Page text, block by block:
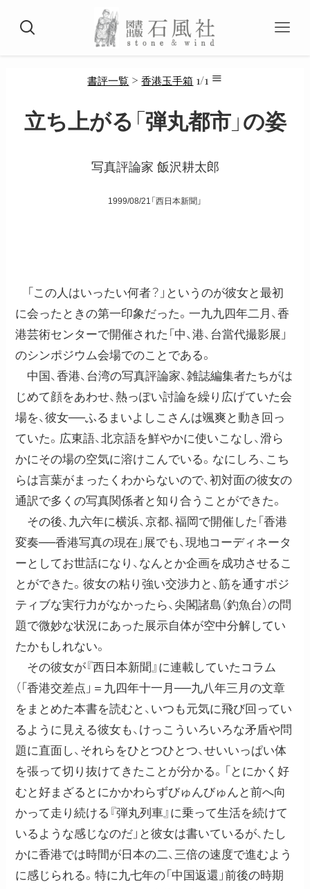
書評一覧 >香港玉手箱 1/1 ≡
立ち上がる「弾丸都市」の姿
写真評論家 飯沢耕太郎
1999/08/21「西日本新聞」
「この人はいったい何者？」というのが彼女と最初
に会ったときの第一印象だった。一九九四年二月、香
港芸術センターで開催された「中、港、台當代撮影展」
のシンポジウム会場でのことである。
中国、香港、台湾の写真評論家、雑誌編集者たちがは
じめて顔をあわせ、熱っぽい討論を繰り広げていた会
場を、彼女──ふるまいよしこさんは颯爽と動き回っ
ていた。広東語、北京語を鮮やかに使いこなし、滑ら
かにその場の空気に溶けこんでいる。なにしろ、こち
らは言葉がまったくわからないので、初対面の彼女の
通訳で多くの写真関係者と知り合うことができた。
その後、九六年に横浜、京都、福岡で開催した「香港
変奏──香港写真の現在」展でも、現地コーディネータ
ーとしてお世話になり、なんとか企画を成功させるこ
とができた。彼女の粘り強い交渉力と、筋を通すポジ
ティブな実行力がなかったら、尖閣諸島（釣魚台）の問
題で微妙な状況にあった展示自体が空中分解してい
たかもしれない。
その彼女が『西日本新聞』に連載していたコラム
（「香港交差点」＝九四年十一月──九八年三月の文章
をまとめた本書を読むと、いつも元気に飛び回ってい
るように見える彼女も、けっこういろいろな矛盾や問
題に直面し、それらをひとつひとつ、せいいっぱい体
を張って切り抜けてきたことが分かる。「とにかく好
むと好まざるとにかかわらずびゅんびゅんと前へ向
かって走り続ける『弾丸列車』に乗って生活を続けて
いるような感じなのだ」と彼女は書いているが、たし
かに香港では時間が日本の二、三倍の速度で進むよう
に感じられる。特に九七年の「中国返還」前後の時期